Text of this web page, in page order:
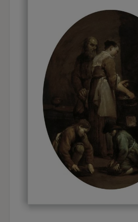
Merece la pena observar que
primera plancha de cobre
en forma de cruz del antiguo
motivos fundados para pensar
obras de Crespi tenían
rectangular, puesto que ese
presta más a este formato.
técnico que facilitó Ubaldo
estudió ambas obras en el
del Museo Thyssen-
concuerda con las opiniones
previamente por John T. Spike
que el formato oval no parece
Interior con familia de